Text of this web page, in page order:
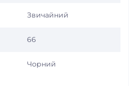
Звичайний
66
Чорний